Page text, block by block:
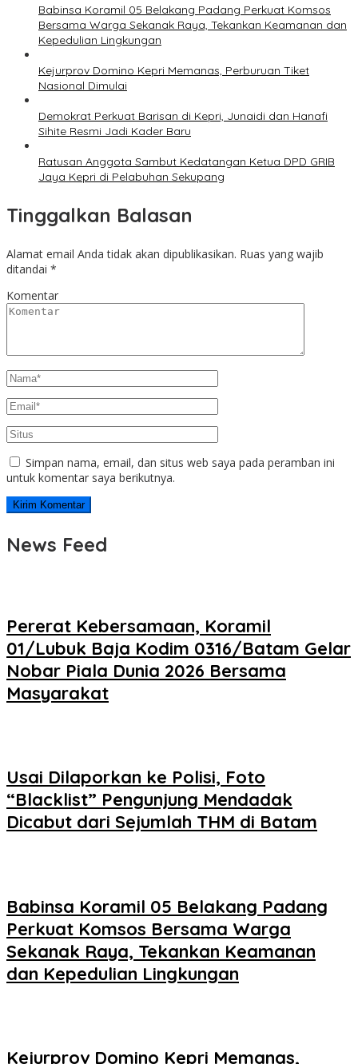
Babinsa Koramil 05 Belakang Padang Perkuat Komsos
Bersama Warga Sekanak Raya, Tekankan Keamanan dan
Kepedulian Lingkungan
Kejurprov Domino Kepri Memanas, Perburuan Tiket
Nasional Dimulai
Demokrat Perkuat Barisan di Kepri, Junaidi dan Hanafi
Sihite Resmi Jadi Kader Baru
Ratusan Anggota Sambut Kedatangan Ketua DPD GRIB
Jaya Kepri di Pelabuhan Sekupang
Tinggalkan Balasan
Alamat email Anda tidak akan dipublikasikan. Ruas yang wajib
ditandai *
Komentar
Simpan nama, email, dan situs web saya pada peramban ini
untuk komentar saya berikutnya.
News Feed
Pererat Kebersamaan, Koramil
01/Lubuk Baja Kodim 0316/Batam Gelar
Nobar Piala Dunia 2026 Bersama
Masyarakat
Usai Dilaporkan ke Polisi, Foto
“Blacklist” Pengunjung Mendadak
Dicabut dari Sejumlah THM di Batam
Babinsa Koramil 05 Belakang Padang
Perkuat Komsos Bersama Warga
Sekanak Raya, Tekankan Keamanan
dan Kepedulian Lingkungan
Kejurprov Domino Kepri Memanas,